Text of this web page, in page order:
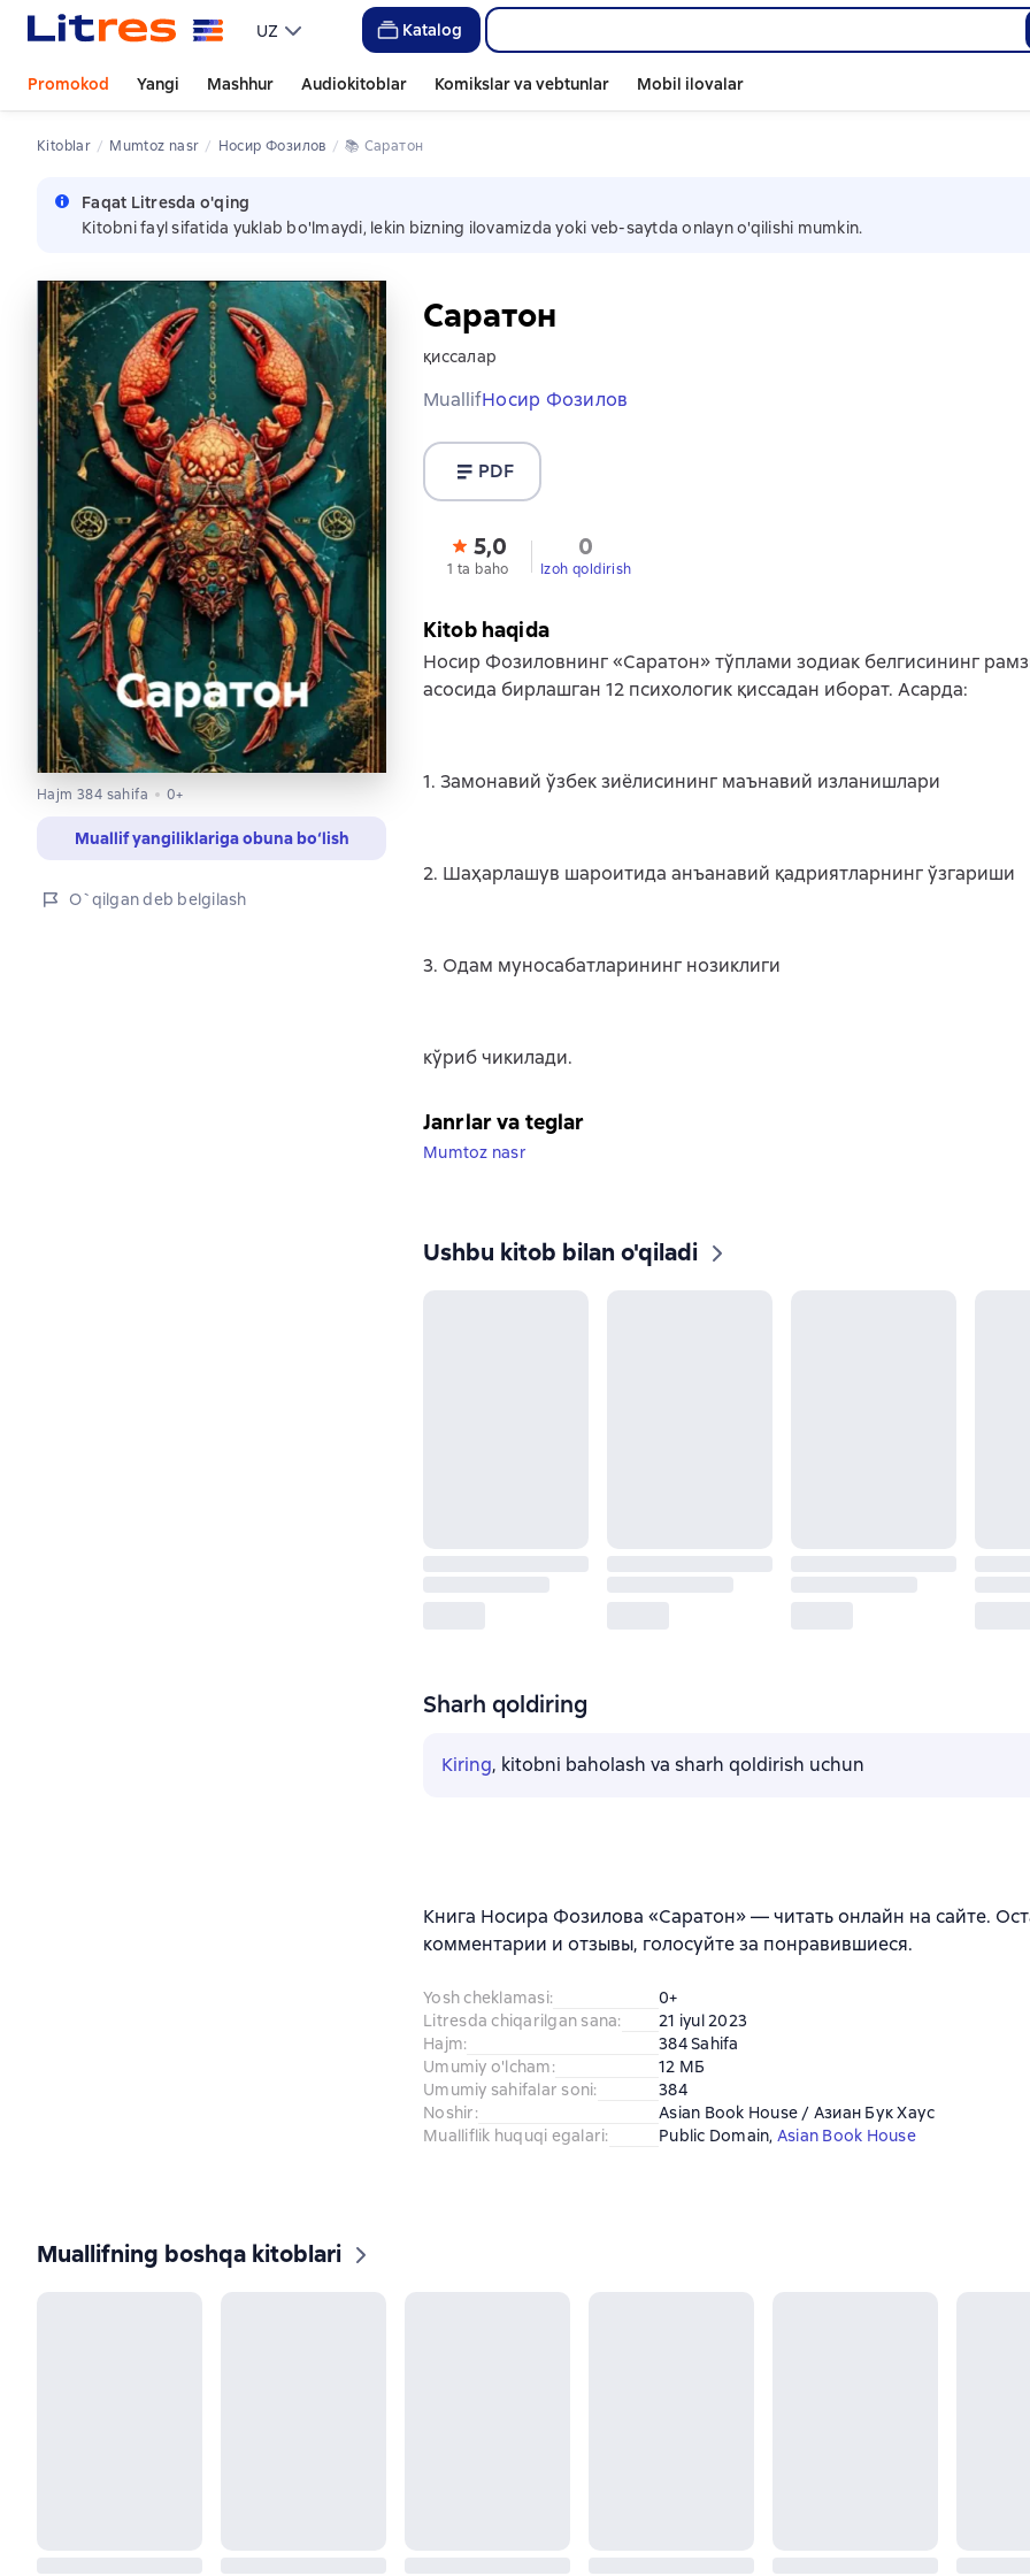
UZ Katalog
Promokod Yangi Mashhur Audiokitoblar Komikslar va vebtunlar Mobil ilovalar
Kitoblar mumtoz nasr Носир Фозилов 📚 Саратон
Faqat Litresda o'qing
Kitobni fayl sifatida yuklab bo'lmaydi, lekin bizning ilovamizda yoki veb-saytda onlayn o'qilishi mumkin.
Hajm 384 sahifa 0+
Muallif yangiliklariga obuna bo‘lish
O`qilgan deb belgilash
Саратон
қиссалар
MuallifНосир Фозилов
PDF
5,0
1 ta baho
0
Izoh qoldirish
Kitob haqida
Носир Фозиловнинг «Саратон» тўплами зодиак белгисининг
асосида бирлашган 12 психологик қиссадан иборат. Асарда:
1. Замонавий ўзбек зиёлисининг маънавий изланишлари
2. Шаҳарлашув шароитида анъанавий қадриятларнинг ўзгариши
3. Одам муносабатларининг нозиклиги
кўриб чикилади.
Janrlar va teglar
Mumtoz nasr
Ushbu kitob bilan o'qiladi
Sharh qoldiring
Kiring, kitobni baholash va sharh qoldirish uchun
Книга Носира Фозилова «Саратон» — читать онлайн на сайте.
комментарии и отзывы, голосуйте за понравившиеся.
Yosh cheklamasi:
0+
Litresda chiqarilgan sana:
21 iyul 2023
Hajm:
384 Sahifa
Umumiy o'lcham:
12 МБ
Umumiy sahifalar soni:
384
Noshir:
Asian Book House / Азиан Бук Хаус
Mualliflik huquqi egalari: Public Domain, Asian Book House
Muallifning boshqa kitoblari